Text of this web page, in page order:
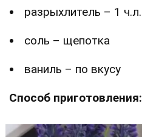
разрыхлитель – 1 ч.л.
соль – щепотка
ваниль – по вкусу
Способ приготовления: